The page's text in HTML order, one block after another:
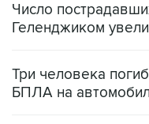
Число
Геленджиком
Три человека
БПЛА на